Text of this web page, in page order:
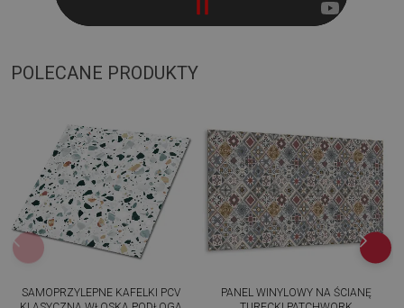
POLECANE PRODUKTY
SAMOPRZYLEPNE KAFELKI PCV
PANEL WINYLOWY NA ŚCIANĘ